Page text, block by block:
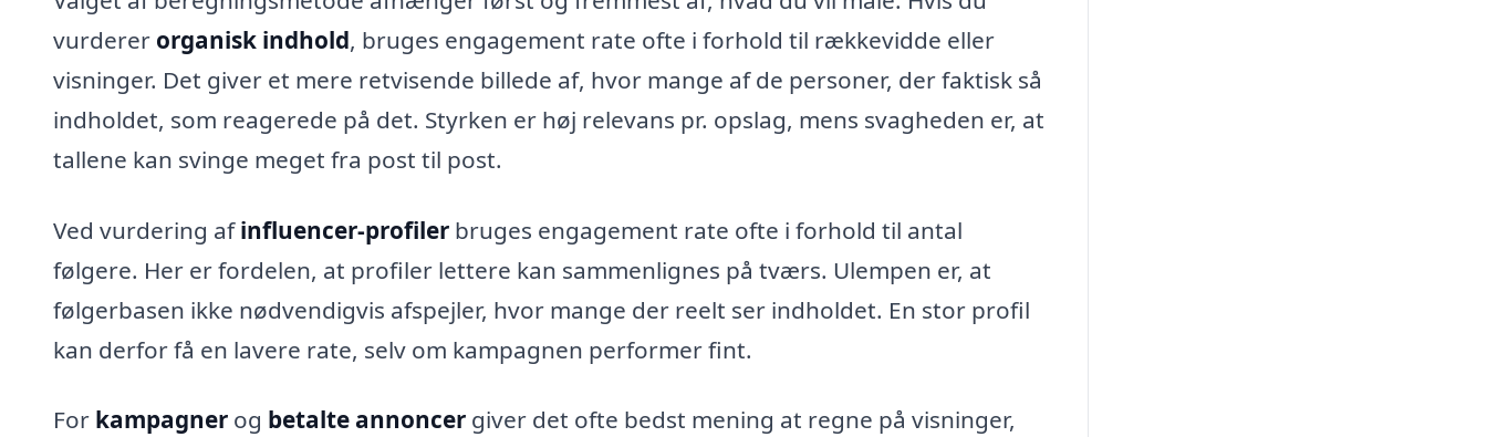
vurderer organisk indhold, bruges engagement rate ofte i forhold til rækkevidde eller
visninger. Det giver et mere retvisende billede af, hvor mange af de personer, der faktisk så
indholdet, som reagerede på det. Styrken er høj relevans pr. opslag, mens svagheden er, at
tallene kan svinge meget fra post til post.
Ved vurdering afinfluencer-profiler bruges engagement rate ofte i forhold til antal
følgere. Her er fordelen, at profiler lettere kan sammenlignes på tværs. Ulempen er, at
følgerbasen ikke nødvendigvis afspejler, hvor mange der reelt ser indholdet. En stor profil
kan derfor få en lavere rate, selv om kampagnen performer fint.
For kampagner og betalte annoncer giver det ofte bedst mening at regne på visninger,